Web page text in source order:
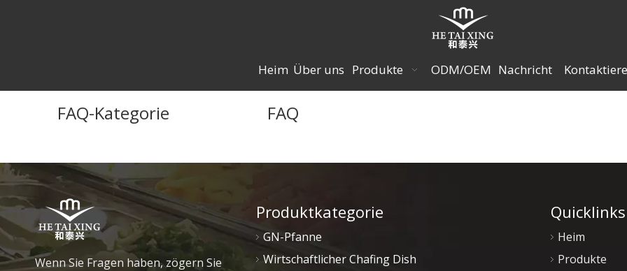
Heim Über uns Produkte ODM/OEM Nachricht
FAQ-Kategorie FAQ
Wenn Sie Fragen haben, zögern Sie
Produktkategorie
GN-Pfanne
Wirtschaftlicher Chafing Dish
Quicklinks
Heim
Produkte